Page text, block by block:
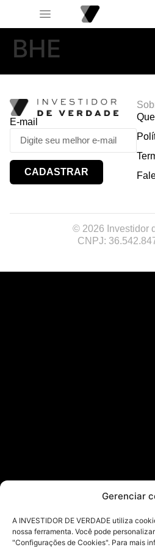
Gerenciar
A INVESTIDOR DE VERDADE utiliza
nossa ferramenta. Você pode
"Configurações de Cookies". Para mais
BHE
E-mail
CADASTRAR
© 2026 Investidor
CNPJ: